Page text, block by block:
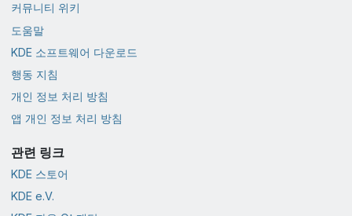
커뮤니티 위키
도움말
KDE 소프트웨어 다운로드
행동 지침
개인 정보 처리 방침
앱 개인 정보 처리 방침
관련 링크
KDE 스토어
KDE e.V.